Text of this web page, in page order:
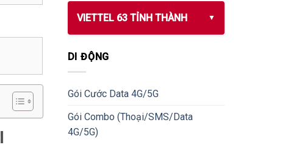
VIETTEL 63 TỈNH THÀNH
DI ĐỘNG
Gói Cước Data 4G/5G
Gói Combo (Thoại/SMS/Data
4G/5G)